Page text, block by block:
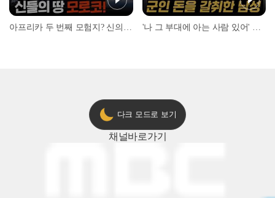
다크 모드로 보기
채널바로가기